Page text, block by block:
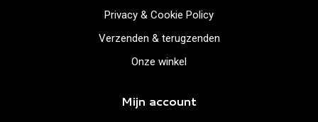
Privacy & Cookie Policy
Verzenden & terugzenden
Onze winkel
Mijn account